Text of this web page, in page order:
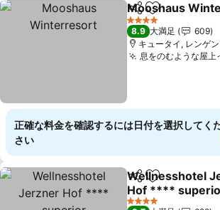
シェアお気に入り
Mooshaus
4 ホテルのランク
8.9 大満足
609
キュータイ, レンゲ
息をのむような屋上
正確な料金を確認するには日付を選択してく
さい
シェアお気に入り
Wellnesshotel
Hof ****
4 ホテルのランク